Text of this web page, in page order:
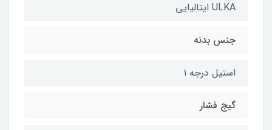
ULKA ایتالیایی
جنس بدنه
استیل درجه ۱
گیج فشار